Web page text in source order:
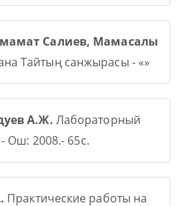
Салиев, Мамасалы
Тайтың санжырасы - «»
А.Ж. Лабораторный
Ош: 2008.- 65с.
Практические работы на